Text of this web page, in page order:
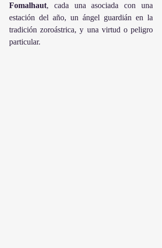
Fomalhaut, cada una asociada con una
estación del año, un ángel guardián en la
tradición zoroástrica, y una virtud o peligro
particular.